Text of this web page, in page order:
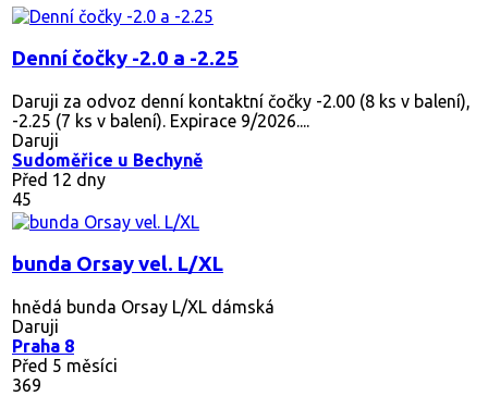
Denní čočky -2.0 a -2.25
Daruji za odvoz denní kontaktní čočky -2.00 (8 ks v balení),
-2.25 (7 ks v balení). Expirace 9/2026....
Daruji
Sudoměřice u Bechyně
Před 12 dny
45
bunda Orsay vel. L/XL
hnědá bunda Orsay L/XL dámská
Daruji
Praha 8
Před 5 měsíci
369